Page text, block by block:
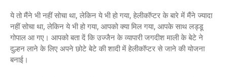
ये तो मैंने भी नहीं सोचा था, लेकिन ये भी हो गया, हेलीकॉप्टर के बारे में मैंने ज्यादा
नहीं सोचा था, लेकिन ये भी हो गया, आपको क्या मिल गया, आपके साथ लड्डू
गोपाल आ गए। आपको बता दें कि उज्जैन के व्यापारी जगदीश माली के बेटे ने
दुल्हन लाने के लिए अपने छोटे बेटे की शादी में हेलीकॉप्टर से जाने की योजना
बनाई।